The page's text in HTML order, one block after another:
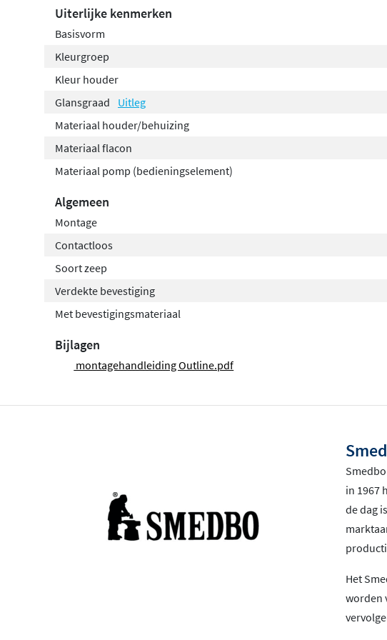
garanderen soepele werking
eenvoudig schoon te houden is. Elke flacon heeft een inhoud van 250
Uiterlijke kenmerken
Basisvorm
Kleurgroep
Kleur houder
Glansgraad
Uitleg
Materiaal houder/behuizing
Materiaal flacon
Materiaal pomp (bedieningselement)
Algemeen
Montage
Contactloos
Soort zeep
Verdekte bevestiging
Met bevestigingsmateriaal
Bijlagen
montagehandleiding Outline.pdf
in 1967
de dag
Het
worden